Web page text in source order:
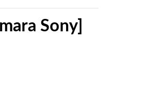
Sony]